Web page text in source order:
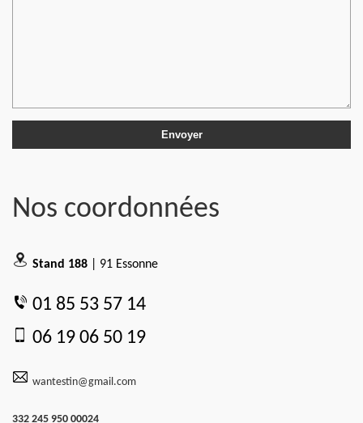
Nos coordonnées
Stand 188 | 91 Essonne
01 85 53 57 14
06 19 06 50 19
wantestin@gmail.com
332 245 950 00024